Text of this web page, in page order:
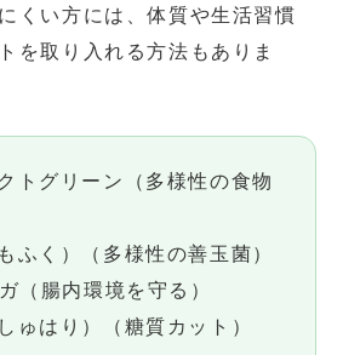
くい方には、体質や生活習慣
を取り入れる方法もありま
トグリーン（多様性の食物
ふく）（多様性の善玉菌）
（腸内環境を守る）
ゅはり）（糖質カット）